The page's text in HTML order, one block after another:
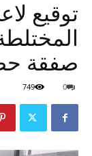
توقيع
صفقة
0
749